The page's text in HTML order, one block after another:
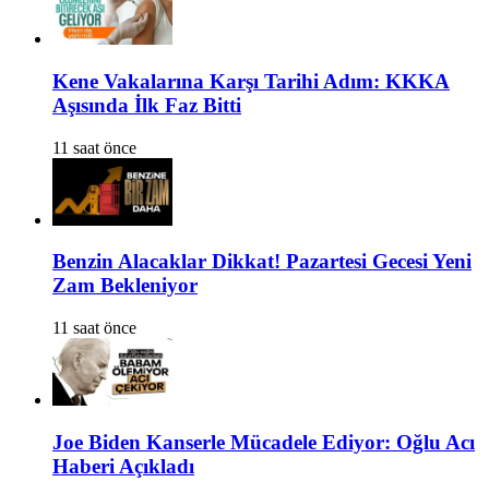
Kene Vakalarına Karşı Tarihi Adım: KKKA
Aşısında İlk Faz Bitti
11 saat önce
Benzin Alacaklar Dikkat! Pazartesi Gecesi Yeni
Zam Bekleniyor
11 saat önce
Joe Biden Kanserle Mücadele Ediyor: Oğlu Acı
Haberi Açıkladı